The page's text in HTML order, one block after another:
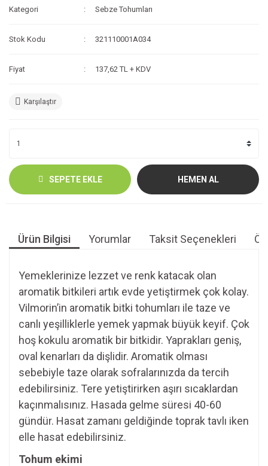
Kategori Sebze Tohumları
Stok Kodu 321110001A034
Fiyat 137,62 TL + KDV
Karşılaştır
SEPETE EKLE HEMEN AL
Ürün Bilgisi Yorumlar Taksit Seçenekleri
Yemeklerinize lezzet ve renk katacak olan
aromatik bitkileri artık evde yetiştirmek çok kolay.
Vilmorin’in aromatik bitki tohumları ile taze ve
canlı yeşilliklerle yemek yapmak büyük keyif. Çok
hoş kokulu aromatik bir bitkidir. Yaprakları geniş,
oval kenarları da dişlidir. Aromatik olması
sebebiyle taze olarak sofralarınızda da tercih
edebilirsiniz. Tere yetiştirirken aşırı sıcaklardan
kaçınmalısınız. Hasada gelme süresi 40-60
gündür. Hasat zamanı geldiğinde toprak tavlı iken
elle hasat edebilirsiniz.
Tohum ekimi